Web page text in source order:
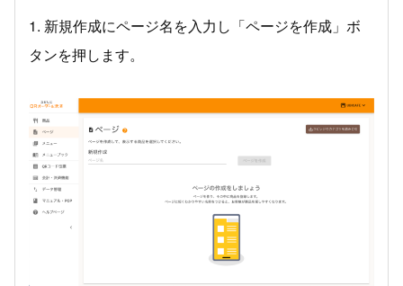
1. 新規作成にページ名を入力し「ページを作成」ボ
タンを押します。